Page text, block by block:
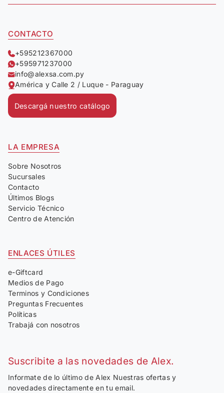
CONTACTO
+595212367000
+595971237000
info@alexsa.com.py
América y Calle 2 / Luque - Paraguay
Descargá nuestro catálogo
LA EMPRESA
Sobre Nosotros
Sucursales
Contacto
Últimos Blogs
Servicio Técnico
Centro de Atención
ENLACES ÚTILES
e-Giftcard
Medios de Pago
Terminos y Condiciones
Preguntas Frecuentes
Políticas
Trabajá con nosotros
Suscribite a las novedades de Alex.
Informate de lo último de Alex Nuestras ofertas y
novedades directamente en tu email.